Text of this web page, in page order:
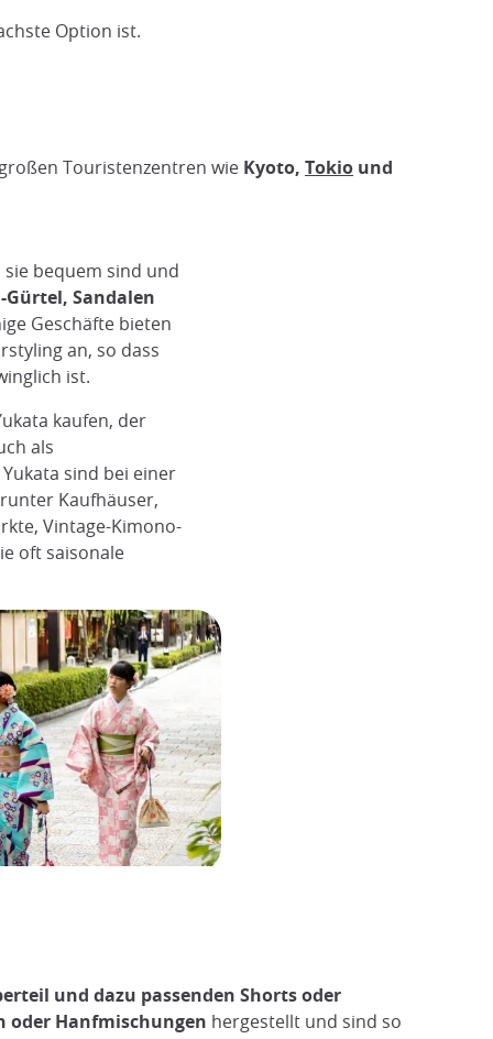
Option ist.
Touristenzentren wie Kyoto, Tokio und
bequem sind und
Gürtel, Sandalen
Geschäfte bieten
an, so dass
ist.
kaufen, der
als
sind bei einer
Kaufhäuser,
Vintage-Kimono-
oft saisonale
und dazu passenden Shorts oder
oder Hanfmischungen hergestellt und sind so